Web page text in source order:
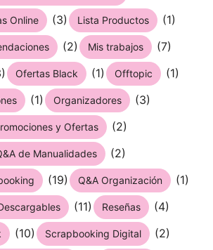
Online (3) Lista Productos (1)
(2) Mis trabajos (7)
Ofertas Black (1) Offtopic (1)
(1) Organizadores (3)
y Ofertas (2)
de Manualidades (2)
(19) Q&A Organización (1)
(11) Reseñas (4)
(10) Scrapbooking Digital (2)